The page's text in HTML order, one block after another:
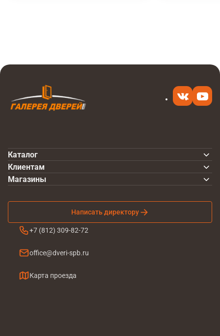
Каталог
Клиентам
Написать директору
+7 (812) 309-82-72
office@dveri-spb.ru
Карта проезда
Магазины